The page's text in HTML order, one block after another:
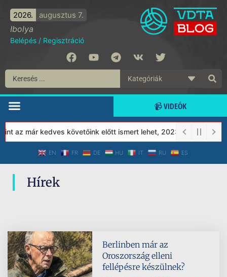
2026. augusztus 7.
Ibolya
Belépés / Regisztráció
📹 VIDEÓK
az már kedves követőink előtt ismert lehet, 2023-tól a Védett
EN FR DE HU IT RU ES
Hírek
Berlinben már az
Oroszország elleni
fellépésre készülnek?